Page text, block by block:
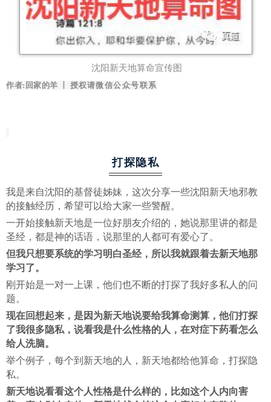
沈阳新天地算命宣传图
作者:回家的羊 丨 授权请微信公众号联系
打探隐私
我是来自沈阳的基督徒姊妹，这次分享一些沈阳新天地邪教
的接触经历，希望可以给大家一些警醒。
一开始接触新天地是一位好朋友介绍的，她说那里讲的都是
圣经，都是神的话语，说那里的人都可有爱心了。
但我只想要系统的学习明白圣经，所以我就跟着去新天地那
学习了。
刚开始是一对一上课，他们也不断的打探了我好多私人的问
题。
现在回想起来，是因为新天地说要给我算命测算，他们打探
了我很多隐私，说看我是什么性格的人，在对症下药看怎么
给人洗脑。
举个例子，每个到新天地的人，新天地都给他算命，打探隐
私。
新天地说看看这个人性格是什么样的，比如这个人内向害